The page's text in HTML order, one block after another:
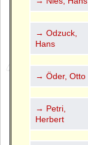
→ Odzuck,
Hans
→ Öder, Otto
→ Petri,
Herbert